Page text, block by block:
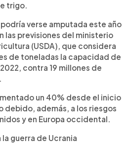
trigo.
verse amputada este año
las previsiones del ministerio
(USDA), que considera
de toneladas la capacidad de
contra 19 millones de
un 40% desde el inicio
debido, además, a los riesgos
y en Europa occidental.
guerra de Ucrania